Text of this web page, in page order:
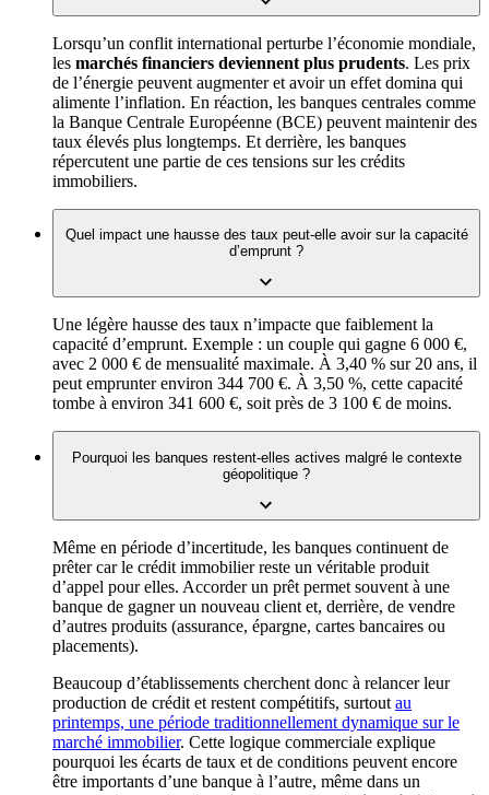
Lorsqu’un conflit international perturbe l’économie mondiale,
les marchés financiers deviennent plus prudents. Les prix
de l’énergie peuvent augmenter et avoir un effet domina qui
alimente l’inflation. En réaction, les banques centrales comme
la Banque Centrale Européenne (BCE) peuvent maintenir des
taux élevés plus longtemps. Et derrière, les banques
répercutent une partie de ces tensions sur les crédits
immobiliers.
Quel impact une hausse des taux peut-elle avoir sur la capacité
d’emprunt ?
Une légère hausse des taux n’impacte que faiblement la
capacité d’emprunt. Exemple : un couple qui gagne 6 000 €,
avec 2 000 € de mensualité maximale. À 3,40 % sur 20 ans, il
peut emprunter environ 344 700 €. À 3,50 %, cette capacité
tombe à environ 341 600 €, soit près de 3 100 € de moins.
Pourquoi les banques restent-elles actives malgré le contexte
géopolitique ?
Même en période d’incertitude, les banques continuent de
prêter car le crédit immobilier reste un véritable produit
d’appel pour elles. Accorder un prêt permet souvent à une
banque de gagner un nouveau client et, derrière, de vendre
d’autres produits (assurance, épargne, cartes bancaires ou
placements).
Beaucoup d’établissements cherchent donc à relancer leur
production de crédit et restent compétitifs, surtout au
printemps, une période traditionnellement dynamique sur le
marché immobilier. Cette logique commerciale explique
pourquoi les écarts de taux et de conditions peuvent encore
être importants d’une banque à l’autre, même dans un